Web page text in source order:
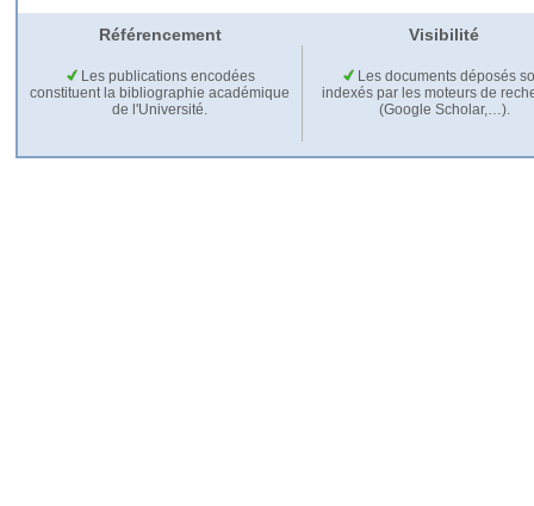
Référencement Visibilité
Les publications encodées
constituent la bibliographie académique
de l'Université.
Les documents déposés
indexés par les moteurs de
(Google Scholar,…).